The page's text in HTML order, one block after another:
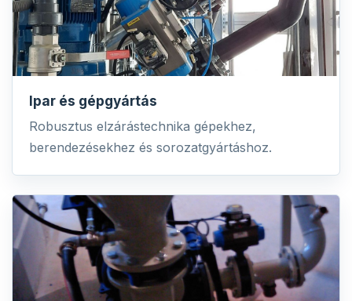
Ipar és gépgyártás
Robusztus elzárástechnika gépekhez,
berendezésekhez és sorozatgyártáshoz.